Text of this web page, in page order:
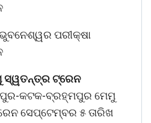
ପରୀକ୍ଷା
ସ୍ୱତନ୍ତ୍ରଟ୍ରେନ
କଟକ-ବ୍ରହ୍ମପୁର ମେମୁ
ସେପ୍ଟେମ୍ବର ୫ ତାରିଖ